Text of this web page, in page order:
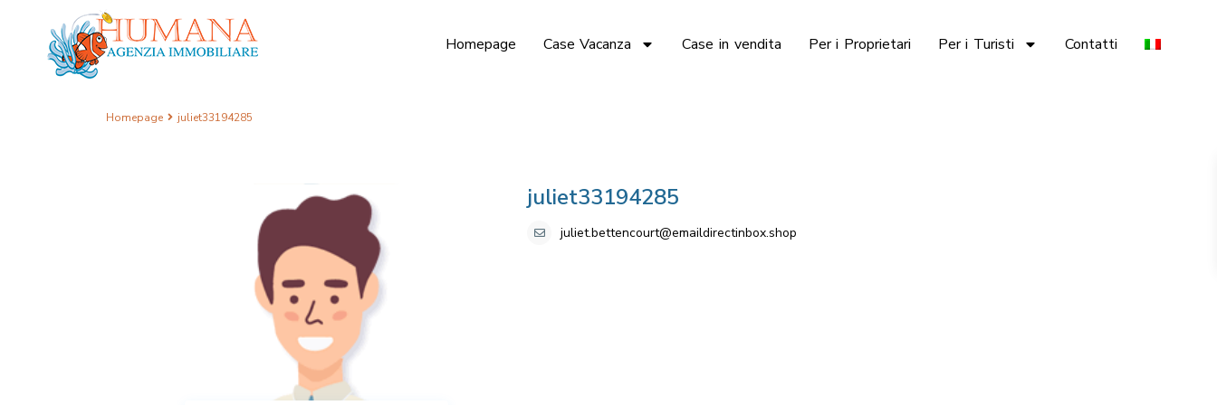
Homepage Case Vacanza Case in vendita Per i Proprietari Per i Turisti Contatti
Homepage juliet33194285
juliet33194285
juliet.bettencourt@emaildirectinbox.shop